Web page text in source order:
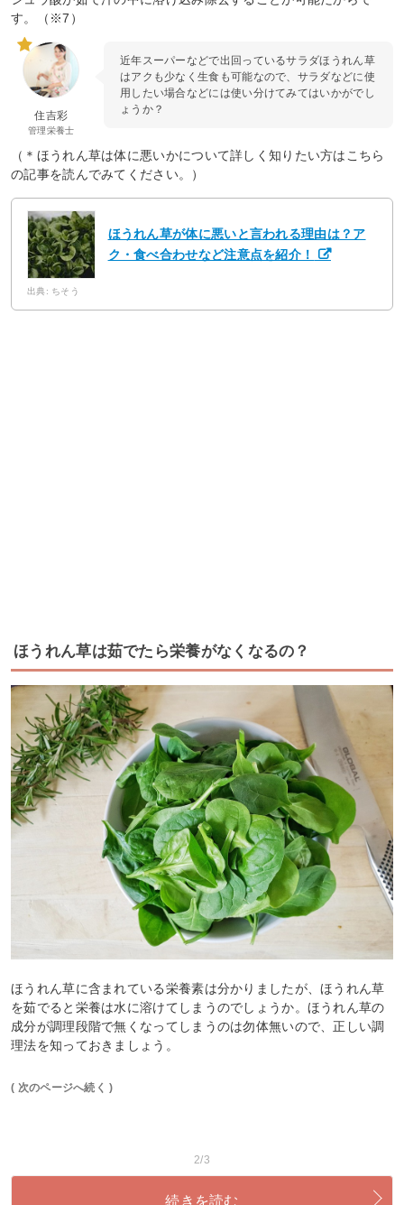
す。（※7）
住吉彩
管理栄養士
近年スーパーなどで出回っているサラダほうれん草
はアクも少なく生食も可能なので、サラダなどに使
用したい場合などには使い分けてみてはいかがでし
ょうか？
（＊ほうれん草は体に悪いかについて詳しく知りたい方はこちら
の記事を読んでみてください。）
ほうれん草が体に悪いと言われる理由は？ア
ク・食べ合わせなど注意点を紹介！
出典: ちそう
ほうれん草は茹でたら栄養がなくなるの？
ほうれん草に含まれている栄養素は分かりましたが、ほうれん草
を茹でると栄養は水に溶けてしまうのでしょうか。ほうれん草の
成分が調理段階で無くなってしまうのは勿体無いので、正しい調
理法を知っておきましょう。
( 次のページへ続く )
2/3
続きを読む